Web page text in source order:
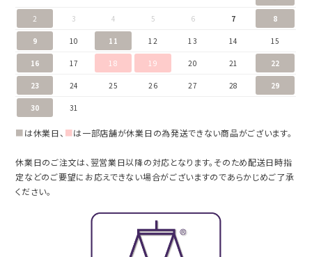
2 3 4 5 6 7 8
9 10 11 12 13 14 15
16 17 18 19 20 21 22
23 24 25 26 27 28 29
30 31
■は休業日、 ■は一部店舗が休業日の為発送できない商品がございます。
休業日のご注文は、翌営業日以降の対応となります。そのため配送日時指
定などのご要望にお応えできない場合がございますのであらかじめご了承
ください。